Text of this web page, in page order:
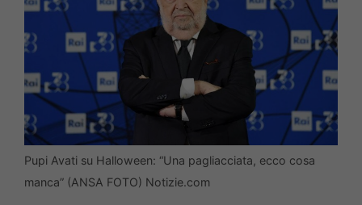
Pupi Avati su Halloween: “Una pagliacciata, ecco cosa
manca” (ANSA FOTO) Notizie.com